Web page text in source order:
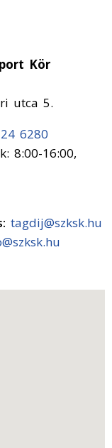
Kör
utca 5.
6280
8:00-16:00,
tagdij@szksk.hu